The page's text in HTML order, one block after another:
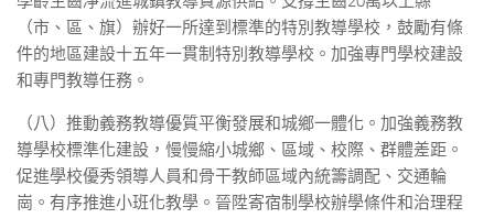
（市、區、旗）辦好一所達到標準的特別教導學校，鼓勵有條
件的地區建設十五年一貫制特別教導學校。加強專門學校建設
和專門教導任務。
（八）推動義務教導優質平衡發展和城鄉一體化。加強義務教
導學校標準化建設，慢慢縮小城鄉、區域、校際、群體差距。
促進學校優秀領導人員和骨干教師區域內統籌調配、交通輪
崗。有序推進小班化教學。晉陞寄宿制學校辦學條件和治理程